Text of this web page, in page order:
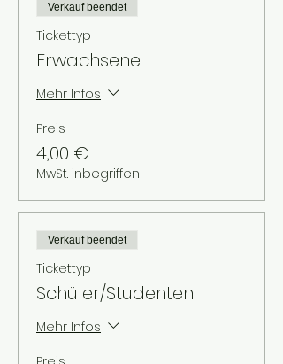
Verkauf beendet
Tickettyp
Erwachsene
Mehr Infos
Preis
4,00 €
MwSt. inbegriffen
Verkauf beendet
Tickettyp
Schüler/Studenten
Mehr Infos